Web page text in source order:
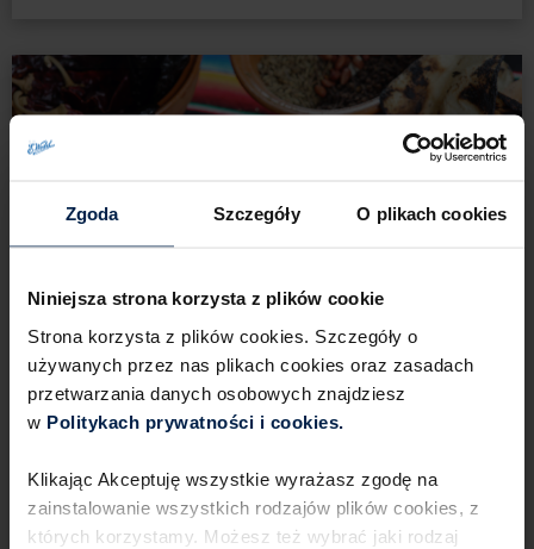
Zgoda Szczegóły O plikach cookies
Niniejsza strona korzysta z plików cookie
Strona korzysta z plików cookies. Szczegóły o
używanych przez nas plikach cookies oraz zasadach
przetwarzania danych osobowych znajdziesz
w Politykach prywatności i cookies.​ ​
Klikając Akceptuję wszystkie wyrażasz zgodę na
zainstalowanie wszystkich rodzajów plików cookies,​ z
których korzystamy. Możesz też wybrać jaki rodzaj
Dania główne